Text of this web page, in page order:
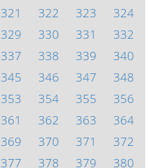
321 322 323
324
329 330 331
332
337 338 339
340
345 346 347
348
353 354 355
356
361 362 363
364
369 370 371
372
377 378 379 380